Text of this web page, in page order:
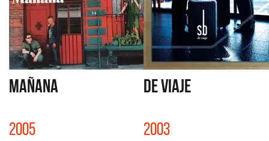
MAÑANA
2005
DE VIAJE
2003